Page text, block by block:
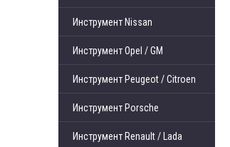
Инструмент Nissan
Инструмент Opel / GM
Инструмент Peugeot / Citroen
Инструмент Porsche
Инструмент Renault / Lada